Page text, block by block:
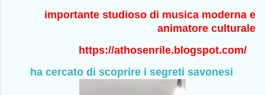
importante studioso di musica moderna e
animatore culturale
https://athosenrile.blogspot.com/
ha cercato di scoprire i segreti savonesi